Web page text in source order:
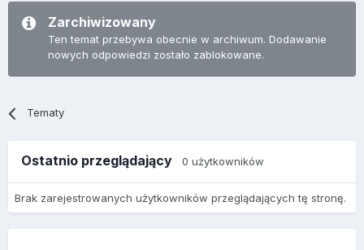
Zarchiwizowany
Ten temat przebywa obecnie w archiwum. Dodawanie
nowych odpowiedzi zostało zablokowane.
Tematy
Ostatnio przeglądający 0 użytkowników
Brak zarejestrowanych użytkowników przeglądających tę stronę.